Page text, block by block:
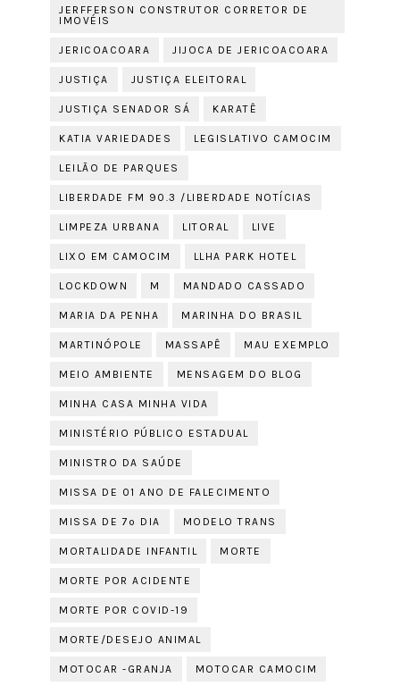
JERFFERSON CONSTRUTOR CORRETOR DE
IMOVÉIS
JERICOACOARA JIJOCA DE JERICOACOARA
JUSTIÇA JUSTIÇA ELEITORAL
JUSTIÇA SENADOR SÁ KARATÊ
KATIA VARIEDADES LEGISLATIVO CAMOCIM
LEILÃO DE PARQUES
LIBERDADE FM 90.3 /LIBERDADE NOTÍCIAS
LIMPEZA URBANA LITORAL LIVE
LIXO EM CAMOCIM LLHA PARK HOTEL
LOCKDOWN M MANDADO CASSADO
MARIA DA PENHA MARINHA DO BRASIL
MARTINÓPOLE MASSAPÊ MAU EXEMPLO
MEIO AMBIENTE MENSAGEM DO BLOG
MINHA CASA MINHA VIDA
MINISTÉRIO PÚBLICO ESTADUAL
MINISTRO DA SAÚDE
MISSA DE 01 ANO DE FALECIMENTO
MISSA DE 7º DIA MODELO TRANS
MORTALIDADE INFANTIL MORTE
MORTE POR ACIDENTE
MORTE POR COVID-19
MORTE/DESEJO ANIMAL
MOTOCAR -GRANJA MOTOCAR CAMOCIM